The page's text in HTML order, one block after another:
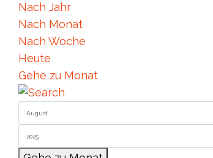
Nach Jahr
Nach Monat
Nach Woche
Heute
Gehe zu Monat